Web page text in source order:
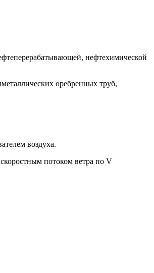
нефтехимической
оребренных труб,
воздуха.
потоком ветра по V